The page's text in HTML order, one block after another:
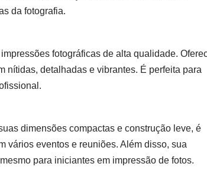
da fotografia.
fotográficas de alta qualidade.
nítidas, detalhadas e vibrantes. É perfeita para
dimensões compactas e construção leve, é
vários eventos e reuniões. Além disso, sua
para iniciantes em impressão de fotos.